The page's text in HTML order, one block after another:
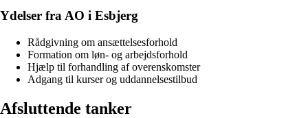
Ydelser fra AO i Esbjerg
Rådgivning om ansættelsesforhold
Formation om løn- og arbejdsforhold
Hjælp til forhandling af overenskomster
Adgang til kurser og uddannelsestilbud
Afsluttende tanker